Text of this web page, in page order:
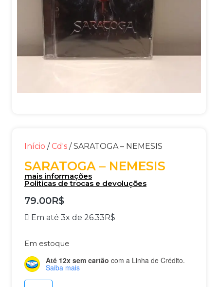
Início / Cd's / SARATOGA – NEMESIS
SARATOGA – NEMESIS
mais informações
Politicas de trocas e devoluções
79.00R$
Em até 3x de 26.33R$
Em estoque
Até 12x sem cartão com a Linha de Crédito.
Saiba mais